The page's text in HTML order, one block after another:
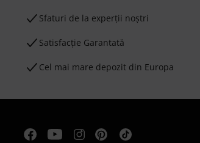
Sfaturi de la experții noștri
Satisfacție Garantată
Cel mai mare depozit din Europa